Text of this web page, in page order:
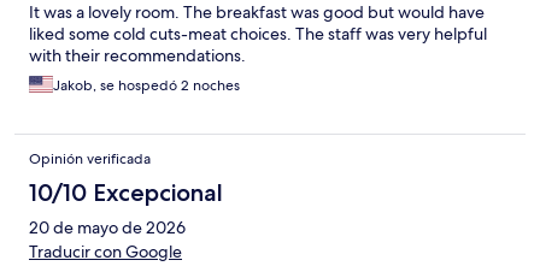
It was a lovely room. The breakfast was good but would have
liked some cold cuts-meat choices. The staff was very helpful
with their recommendations.
Jakob, se hospedó 2 noches
Opinión verificada
10/10 Excepcional
20 de mayo de 2026
Traducir con Google